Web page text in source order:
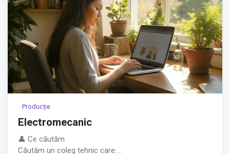
Producție
Electromecanic
👤 Ce căutăm
Căutăm un coleg tehnic care: